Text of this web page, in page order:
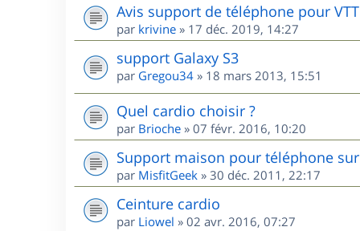
Avis support de téléphone pour VTT
par krivine » 17 déc. 2019, 14:27
support Galaxy S3
par Gregou34 » 18 mars 2013, 15:51
Quel cardio choisir ?
par Brioche » 07 févr. 2016, 10:20
Support maison pour téléphone
par MisfitGeek » 30 déc. 2011, 22:17
Ceinture cardio
par Liowel » 02 avr. 2016, 07:27